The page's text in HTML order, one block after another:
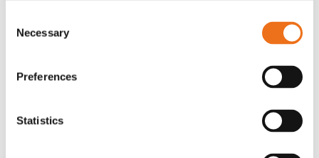
Selection
Necessary
Preferences
Statistics